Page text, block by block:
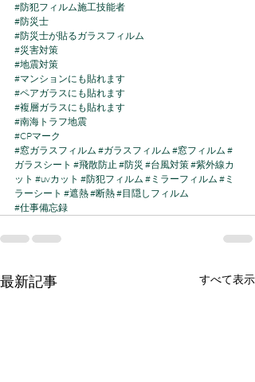
#防犯フィルム施工技能者
#防災士
#防災士が貼るガラスフィルム
#災害対策
#地震対策
#マンションにも貼れます
#ペアガラスにも貼れます
#複層ガラスにも貼れます
#南海トラフ地震
#CPマーク
#窓ガラスフィルム #ガラスフィルム #窓フィルム #
ガラスシート #飛散防止 #防災 #台風対策#紫外線カ
ット #uvカット #防犯フィルム #ミラーフィルム #ミ
ラーシート #遮熱#断熱#目隠しフィルム
#仕事備忘録
最新記事 すべて表示